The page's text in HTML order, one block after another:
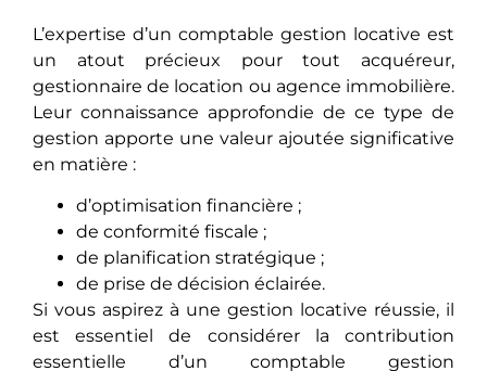
L’expertise d’un comptable gestion locative est
un atout précieux pour tout acquéreur,
gestionnaire de location ou agence immobilière.
Leur connaissance approfondie de ce type de
gestion apporte une valeur ajoutée significative
en matière :
d’optimisation financière ;
de conformité fiscale ;
de planification stratégique ;
de prise de décision éclairée.
Si vous aspirez à une gestion locative réussie, il
est essentiel de considérer la contribution
essentielle d’un comptable gestion